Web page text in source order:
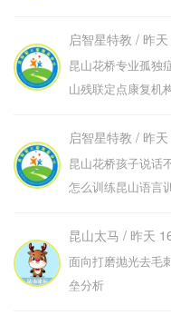
启智星特教 / 昨
昆山花桥专业孤独
山残联定点康复机
启智星特教 / 昨
昆山花桥孩子说话
怎么训练昆山语言
昆山太马 / 昨天
面向打磨抛光去毛
垒分析